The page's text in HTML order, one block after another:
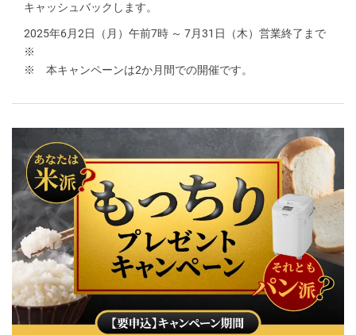
キャッシュバックします。
2025年6月2日（月）午前7時 ～ 7月31日（木）営業終了まで
※
※ 本キャンペーンは2か月間での開催です。